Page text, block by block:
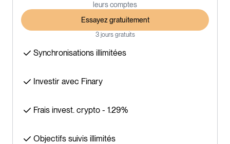
leurs comptes
Essayez gratuitement
3 jours gratuits
Synchronisations illimitées
Investir avec Finary
Frais invest. crypto - 1.29%
Objectifs suivis illimités